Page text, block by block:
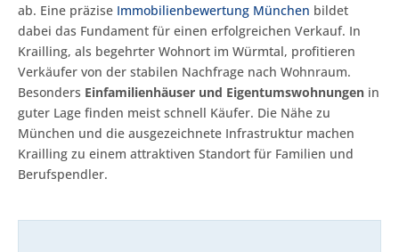
ab. Eine präzise Immobilienbewertung München bildet
dabei das Fundament für einen erfolgreichen Verkauf. In
Krailling, als begehrter Wohnort im Würmtal, profitieren
Verkäufer von der stabilen Nachfrage nach Wohnraum.
Besonders Einfamilienhäuser und Eigentumswohnungen in
guter Lage finden meist schnell Käufer. Die Nähe zu
München und die ausgezeichnete Infrastruktur machen
Krailling zu einem attraktiven Standort für Familien und
Berufspendler.